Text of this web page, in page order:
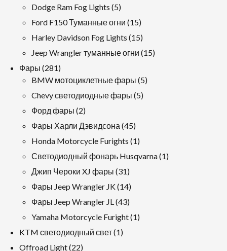
продукция
Dodge Ram Fog Lights 55
продукция
Ford F150 Туманные огни 1515
продукция
Harley Davidson Fog Lights 1515
продукция
Jeep Wrangler туманные огни 1515
Фары 281281
продукция
BMW мотоциклетные фары 55
Chevy светодиодные фары 55
Форд фары 22
продукция
Фары Харли Дэвидсона 4545
продукция
Honda Motorcycle Furights 11
продукт
Светодиодный фонарь Husqvarna 11
Джип Чероки XJ фары 3131
продукция
Фары Jeep Wrangler JK 1414
продукция
Фары Jeep Wrangler JL 4343
продукция
Yamaha Motorcycle Furight 11
KTM светодиодный свет 11
Offroad Light 2222